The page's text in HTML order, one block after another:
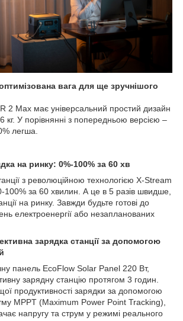
вага для ще зручнішого
2 Max має універсальний простий дизайн
кг. У порівнянні з попередньою версією –
легша.
на ринку: 0%-100% за 60 хв
з революційною технологією X-Stream
100% за 60 хвилин. А це в 5 разів швидше,
на ринку. Завжди будьте готові до
електроенергії або незапланованих
зарядка станції за допомогою
панель EcoFlow Solar Panel 220 Вт,
зарядну станцію протягом 3 годин.
продуктивності зарядки за допомогою
MPPT (Maximum Power Point Tracking),
напругу та струм у режимі реального